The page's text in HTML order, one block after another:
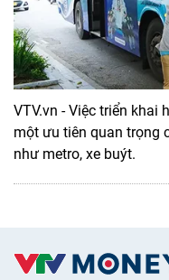
VTV.vn - Việc triển khai
một ưu tiên quan trọng
như metro, xe buýt.